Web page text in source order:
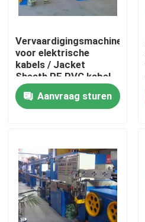
Kwaliteitscontrole
Neem contact met ons op
Cable Extruder Machine
Draadtrekkers
Vervaardigingsmachine
voor elektrische
kabels / Jacket
Sheath PE PVC kabel
extruder
Aanvraag sturen